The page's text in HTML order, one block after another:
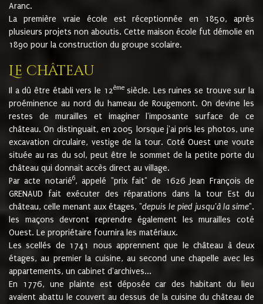
Aranc.
La première vraie école est réceptionnée en 1850, après
plusieurs projets non aboutis. Cette maison école fut démolie en
1890 pour la construction du groupe scolaire.
Le château
Il a dû être établi vers le 12èmesiècle. Les ruines se trouve sur la
proéminence au nord du hameau de Rougemont. On devine les
restes de murailles et imaginer l'imposante surface de ce
château. On distinguait, en 2005 lorsque j'ai pris les photos, une
excavation circulaire, vestige de la tour. Coté Ouest une voute
située au ras du sol, peut être le sommet de la petite porte du
château qui donnait accès direct au village.
Par acte notarié6, appelé "prix fait" de 1626 Jean François de
GRENAUD fait exécuter des réparations dans la tour Est du
château, celle menant aux étages, "depuis le pied jusqu'à la sime".
les maçons devront reprendre également les murailles coté
Ouest. Le propriétaire fournira les matériaux.
Les scellés de 1741 nous apprennent que le château à deux
étages, au premier la cuisine, au second une chapelle avec les
appartements, un cabinet d'archives...
En 1776, une plainte est déposée car des habitant du lieu
avaient abattu le couvert au dessus de la cuisine du château de